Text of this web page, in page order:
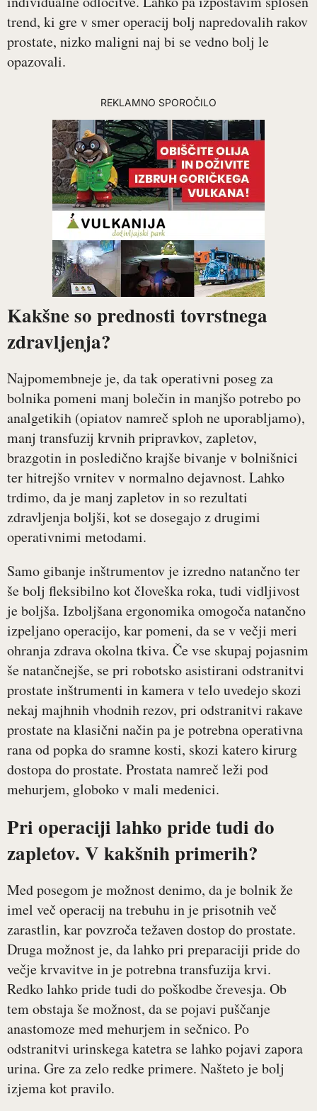
trend, ki gre v smer operacij bolj napredovalih rakov
prostate, nizko maligni naj bi se vedno bolj le
opazovali.
REKLAMNO SPOROČILO
Kakšne so prednosti tovrstnega
zdravljenja?
Najpomembneje je, da tak operativni poseg za
bolnika pomeni manj bolečin in manjšo potrebo po
analgetikih (opiatov namreč sploh ne uporabljamo),
manj transfuzij krvnih pripravkov, zapletov,
brazgotin in posledično krajše bivanje v bolnišnici
ter hitrejšo vrnitev v normalno dejavnost. Lahko
trdimo, da je manj zapletov in so rezultati
zdravljenja boljši, kot se dosegajo z drugimi
operativnimi metodami.
Samo gibanje inštrumentov je izredno natančno ter
še bolj fleksibilno kot človeška roka, tudi vidljivost
je boljša. Izboljšana ergonomika omogoča natančno
izpeljano operacijo, kar pomeni, da se v večji meri
ohranja zdrava okolna tkiva. Če vse skupaj pojasnim
še natančnejše, se pri robotsko asistirani odstranitvi
prostate inštrumenti in kamera v telo uvedejo skozi
nekaj majhnih vhodnih rezov, pri odstranitvi rakave
prostate na klasični način pa je potrebna operativna
rana od popka do sramne kosti, skozi katero kirurg
dostopa do prostate. Prostata namreč leži pod
mehurjem, globoko v mali medenici.
Pri operaciji lahko pride tudi do
zapletov. V kakšnih primerih?
Med posegom je možnost denimo, da je bolnik že
imel več operacij na trebuhu in je prisotnih več
zarastlin, kar povzroča težaven dostop do prostate.
Druga možnost je, da lahko pri preparaciji pride do
večje krvavitve in je potrebna transfuzija krvi.
Redko lahko pride tudi do poškodbe črevesja. Ob
tem obstaja še možnost, da se pojavi puščanje
anastomoze med mehurjem in sečnico. Po
odstranitvi urinskega katetra se lahko pojavi zapora
urina. Gre za zelo redke primere. Našteto je bolj
izjema kot pravilo.